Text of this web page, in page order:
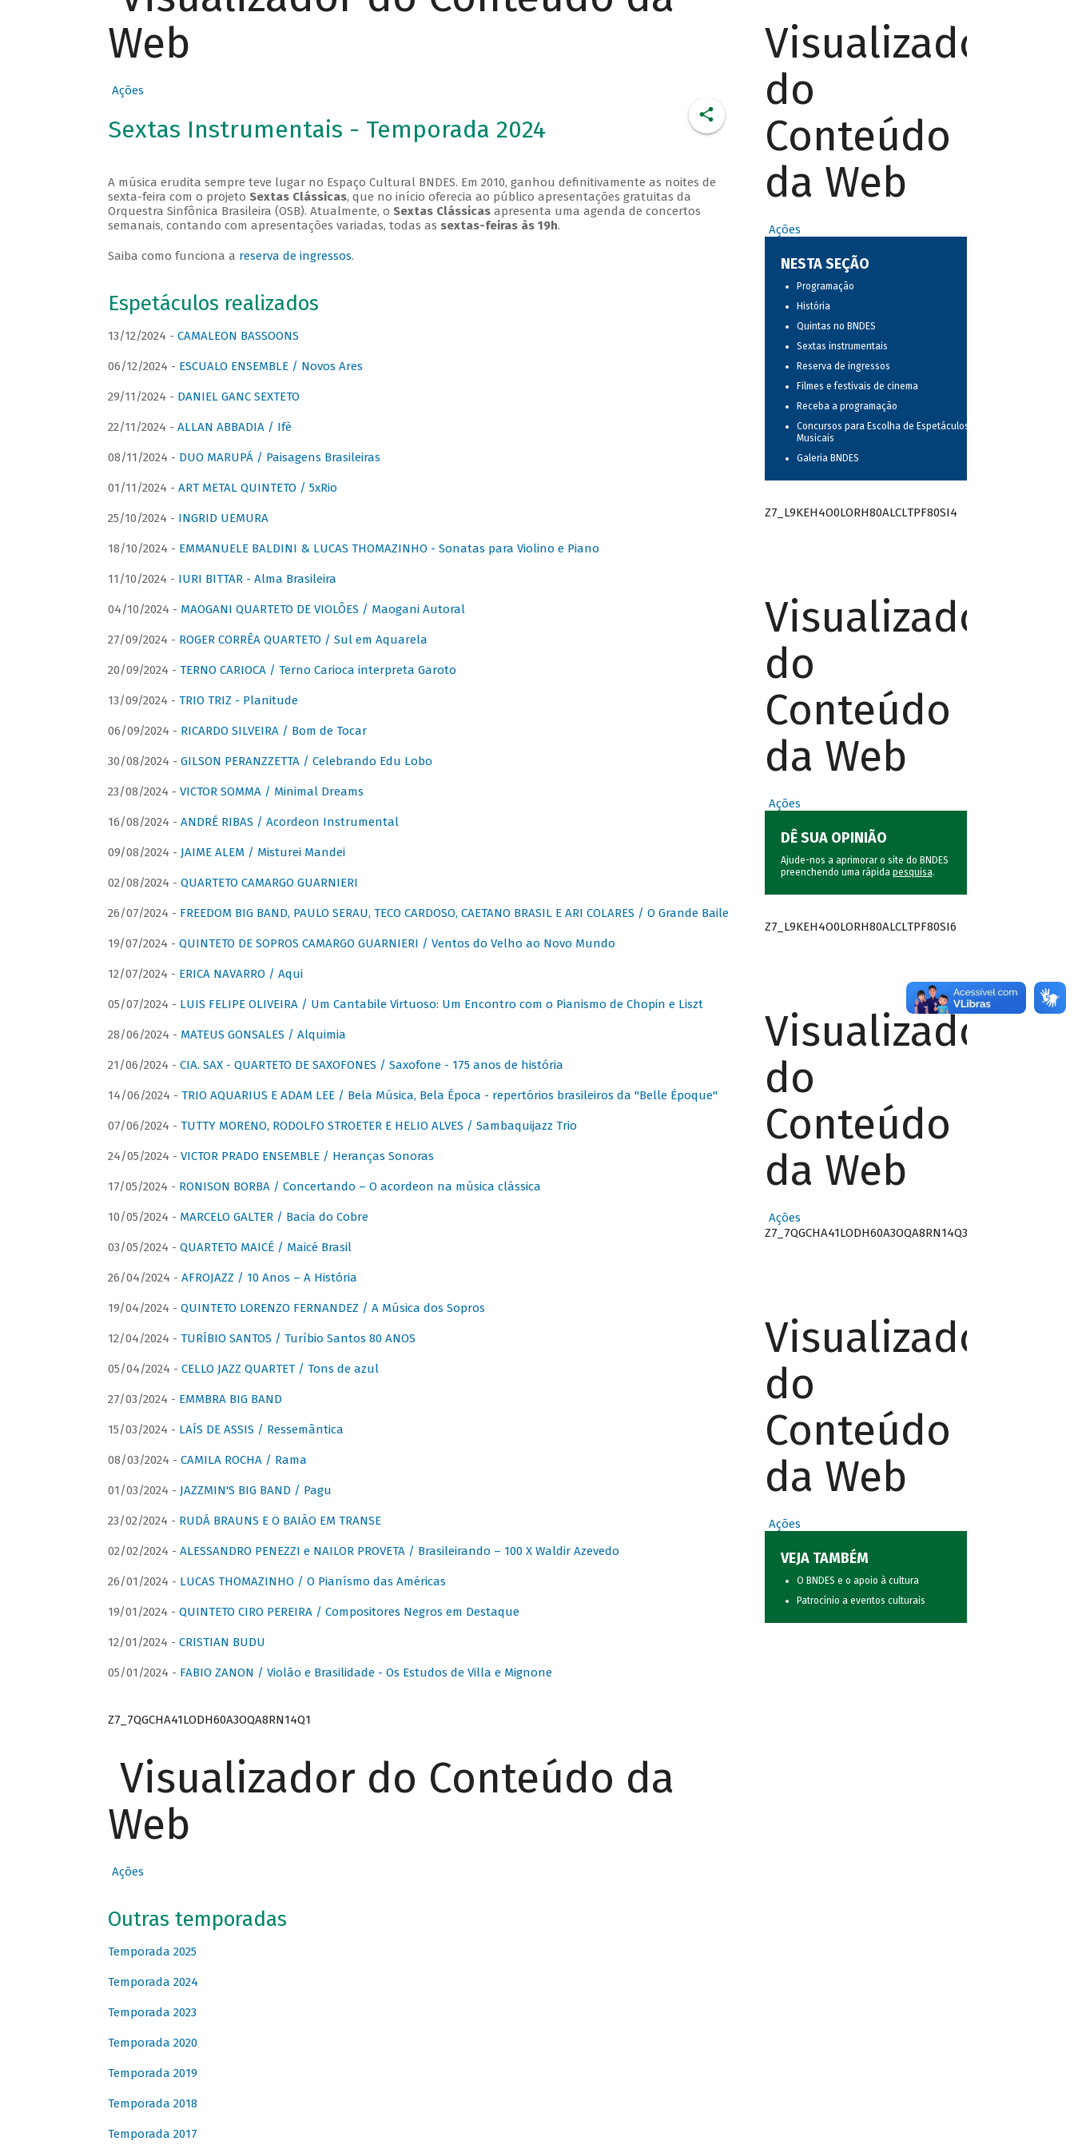
Web
Ações
Sextas Instrumentais - Temporada 2024
A música erudita sempre teve lugar no Espaço Cultural BNDES. Em 2010, ganhou definitivamente as noites de
sexta-feira com o projeto Sextas Clássicas, que no início oferecia ao público apresentações gratuitas da
Orquestra Sinfônica Brasileira (OSB). Atualmente, o Sextas Clássicasapresenta uma agenda de concertos
semanais, contando com apresentações variadas, todas as sextas-feiras às 19h.
Saiba como funciona a reserva de ingressos.
Espetáculos realizados
13/12/2024 - CAMALEON BASSOONS
06/12/2024 - ESCUALO ENSEMBLE / Novos Ares
29/11/2024 - DANIEL GANC SEXTETO
22/11/2024 - ALLAN ABBADIA / Ifè
08/11/2024 - DUO MARUPÁ / Paisagens Brasileiras
01/11/2024 - ART METAL QUINTETO / 5xRio
25/10/2024 - INGRID UEMURA
18/10/2024 - EMMANUELE BALDINI & LUCAS THOMAZINHO - Sonatas para Violino e Piano
11/10/2024 - IURI BITTAR - Alma Brasileira
04/10/2024 - MAOGANI QUARTETO DE VIOLÕES / Maogani Autoral
27/09/2024 - ROGER CORRÊA QUARTETO / Sul em Aquarela
20/09/2024 - TERNO CARIOCA / Terno Carioca interpreta Garoto
13/09/2024 - TRIO TRIZ - Planitude
06/09/2024 - RICARDO SILVEIRA / Bom de Tocar
30/08/2024 - GILSON PERANZZETTA / Celebrando Edu Lobo
23/08/2024 - VICTOR SOMMA / Minimal Dreams
16/08/2024 - ANDRÉ RIBAS / Acordeon Instrumental
09/08/2024 - JAIME ALEM / Misturei Mandei
02/08/2024 - QUARTETO CAMARGO GUARNIERI
26/07/2024 - FREEDOM BIG BAND, PAULO SERAU, TECO CARDOSO, CAETANO BRASIL E ARI COLARES / O Grande Baile
19/07/2024 - QUINTETO DE SOPROS CAMARGO GUARNIERI / Ventos do Velho ao Novo Mundo
12/07/2024 - ERICA NAVARRO / Aqui
05/07/2024 - LUIS FELIPE OLIVEIRA / Um Cantabile Virtuoso: Um Encontro com o Pianismo de Chopin e Liszt
28/06/2024 - MATEUS GONSALES / Alquimia
21/06/2024 - CIA. SAX - QUARTETO DE SAXOFONES / Saxofone - 175 anos de história
14/06/2024 - TRIO AQUARIUS E ADAM LEE / Bela Música, Bela Época - repertórios brasileiros da "Belle Époque"
07/06/2024 - TUTTY MORENO, RODOLFO STROETER E HELIO ALVES / Sambaquijazz Trio
24/05/2024 - VICTOR PRADO ENSEMBLE / Heranças Sonoras
17/05/2024 - RONISON BORBA / Concertando – O acordeon na música clássica
10/05/2024 - MARCELO GALTER / Bacia do Cobre
03/05/2024 - QUARTETO MAICÉ / Maicé Brasil
26/04/2024 - AFROJAZZ / 10 Anos – A História
19/04/2024 - QUINTETO LORENZO FERNANDEZ / A Música dos Sopros
12/04/2024 - TURÍBIO SANTOS / Turíbio Santos 80 ANOS
05/04/2024 - CELLO JAZZ QUARTET / Tons de azul
27/03/2024 - EMMBRA BIG BAND
15/03/2024 - LAÍS DE ASSIS / Ressemântica
08/03/2024 - CAMILA ROCHA / Rama
01/03/2024 - JAZZMIN'S BIG BAND / Pagu
23/02/2024 - RUDÁ BRAUNS E O BAIÃO EM TRANSE
02/02/2024 - ALESSANDRO PENEZZI e NAILOR PROVETA / Brasileirando – 100 X Waldir Azevedo
26/01/2024 - LUCAS THOMAZINHO / O Pianísmo das Américas
19/01/2024 - QUINTETO CIRO PEREIRA / Compositores Negros em Destaque
12/01/2024 - CRISTIAN BUDU
05/01/2024 - FABIO ZANON / Violão e Brasilidade - Os Estudos de Villa e Mignone
Z7_7QGCHA41LODH60A3OQA8RN14Q1
Visualizador do Conteúdo da
Web
Ações
Outras temporadas
Temporada 2025
Temporada 2024
Temporada 2023
Temporada 2020
Temporada 2019
Temporada 2018
Temporada 2017
Visualizador
do
Conteúdo
da Web
Ações
NESTA SEÇÃO
Programação
História
Quintas no BNDES
Sextas instrumentais
Reserva de ingressos
Filmes e festivais de cinema
Receba a programação
Concursos para Escolha de Espetáculos
Musicais
Galeria BNDES
Z7_L9KEH4O0LORH80ALCLTPF80SI4
Visualizador
do
Conteúdo
da Web
Ações
DÊ SUA OPINIÃO
Ajude-nos a aprimorar o site do BNDES
preenchendo uma rápida pesquisa.
Z7_L9KEH4O0LORH80ALCLTPF80SI6
Visualizador
do
Conteúdo
da Web
Ações
Z7_7QGCHA41LODH60A3OQA8RN14Q3
Visualizador
do
Conteúdo
da Web
Ações
VEJA TAMBÉM
O BNDES e o apoio à cultura
Patrocínio a eventos culturais